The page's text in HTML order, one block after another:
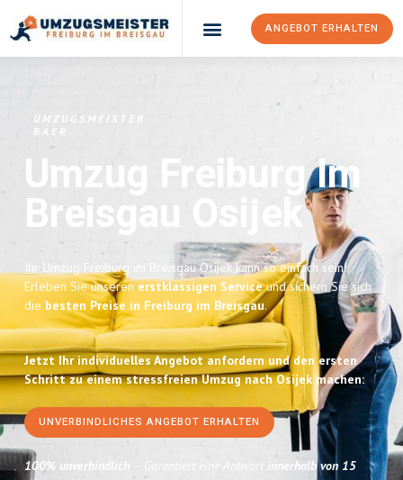
ANGEBOT ERHALTEN
UMZUGSMEISTER
BAER
Umzug Freiburg Im
Breisgau Osijek
Ihr Umzug Freiburg im Breisgau Osijek kann so einfach sein!
Erleben Sie unserenerstklassigen Serviceund sichern Sie sich
die besten Preise in Freiburg im Breisgau.
Jetzt Ihr individuelles Angebot anfordern und den ersten
Schritt zu einem stressfreien Umzug nach Osijek machen:
UNVERBINDLICHES ANGEBOT ERHALTEN
100% unverbindlich – Garantiert eine Antwort innerhalb von 15